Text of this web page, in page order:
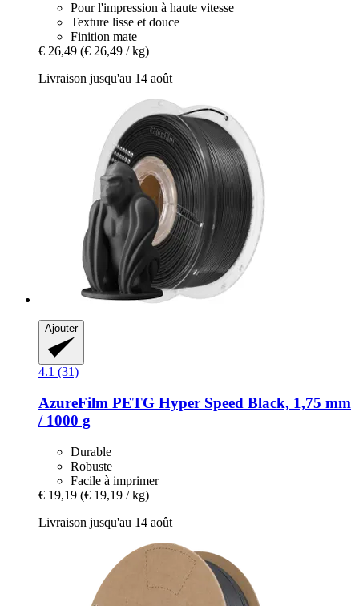
Pour l'impression à haute vitesse
Texture lisse et douce
Finition mate
€ 26,49 (€ 26,49 / kg)
Livraison jusqu'au 14 août
Ajouter
4.1 (31)
AzureFilm PETG Hyper Speed Black, 1,75 mm
/ 1000 g
Durable
Robuste
Facile à imprimer
€ 19,19 (€ 19,19 / kg)
Livraison jusqu'au 14 août